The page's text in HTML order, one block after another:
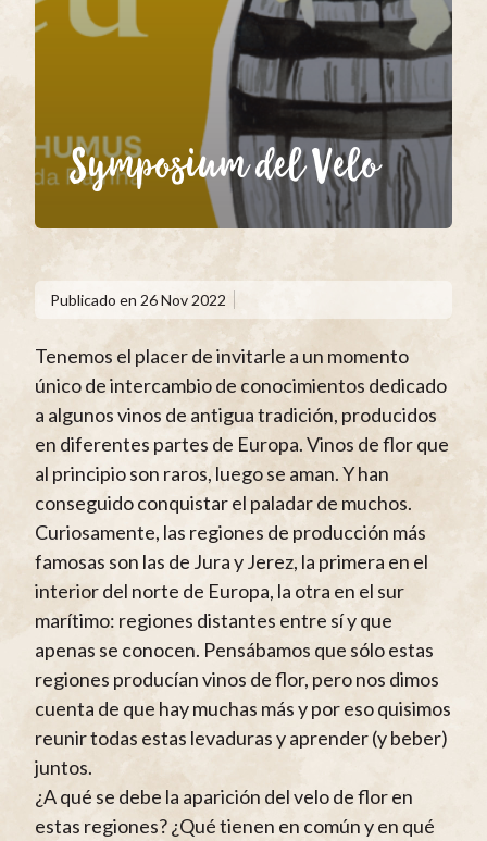
Symposium del Velo
Publicado en 26 Nov 2022
Tenemos el placer de invitarle a un momento
único de intercambio de conocimientos dedicado
a algunos vinos de antigua tradición, producidos
en diferentes partes de Europa. Vinos de flor que
al principio son raros, luego se aman. Y han
conseguido conquistar el paladar de muchos.
Curiosamente, las regiones de producción más
famosas son las de Jura y Jerez, la primera en el
interior del norte de Europa, la otra en el sur
marítimo: regiones distantes entre sí y que
apenas se conocen. Pensábamos que sólo estas
regiones producían vinos de flor, pero nos dimos
cuenta de que hay muchas más y por eso quisimos
reunir todas estas levaduras y aprender (y beber)
juntos.
¿A qué se debe la aparición del velo de flor en
estas regiones? ¿Qué tienen en común y en qué